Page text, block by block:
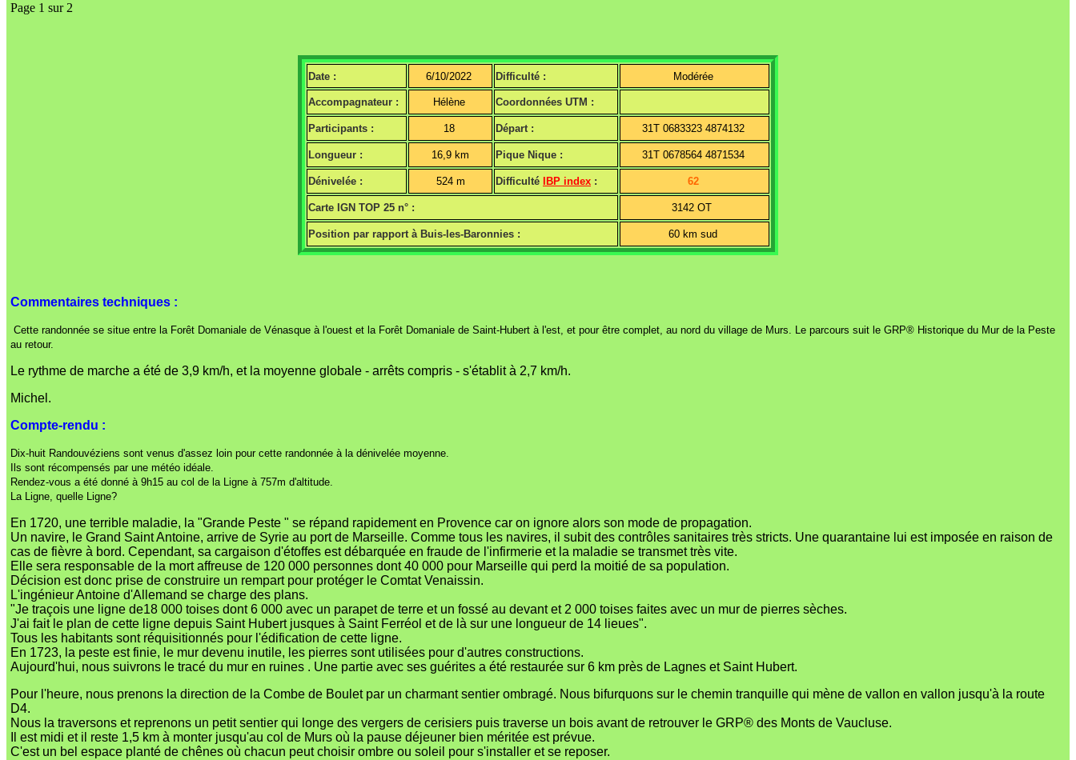
Page 1 sur 2
Date : 6/10/2022 Difficulté : Modérée
Accompagnateur : Hélène Coordonnées UTM :
Participants : 18 Départ : 31T 0683323 4874132
Longueur : 16,9 km Pique Nique : 31T 0678564 4871534
Dénivelée : 524 m Difficulté IBP index : 62
Carte IGN TOP 25 n° : 3142 OT
Position par rapport à Buis-les-Baronnies : 60 km sud
Commentaires techniques :
Cette randonnée se situe entre la Forêt Domaniale de Vénasque à l'ouest et la Forêt Domaniale de Saint-Hubert à l'est, et pour être complet, au nord du village de Murs. Le parcours suit le GRP® Historique du Mur de la Peste
au retour.
Le rythme de marche a été de 3,9 km/h, et la moyenne globale - arrêts compris - s'établit à 2,7 km/h.
Michel.
Compte-rendu :
Dix-huit Randouvéziens sont venus d'assez loin pour cette randonnée à la dénivelée moyenne.
Ils sont récompensés par une météo idéale.
Rendez-vous a été donné à 9h15 au col de la Ligne à 757m d'altitude.
La Ligne, quelle Ligne?
En 1720, une terrible maladie, la "Grande Peste " se répand rapidement en Provence car on ignore alors son mode de propagation.
Un navire, le Grand Saint Antoine, arrive de Syrie au port de Marseille. Comme tous les navires, il subit des contrôles sanitaires très stricts. Une quarantaine lui est imposée en raison de
cas de fièvre à bord. Cependant, sa cargaison d'étoffes est débarquée en fraude de l'infirmerie et la maladie se transmet très vite.
Elle sera responsable de la mort affreuse de 120 000 personnes dont 40 000 pour Marseille qui perd la moitié de sa population.
Décision est donc prise de construire un rempart pour protéger le Comtat Venaissin.
L'ingénieur Antoine d'Allemand se charge des plans.
"Je traçois une ligne de18 000 toises dont 6 000 avec un parapet de terre et un fossé au devant et 2 000 toises faites avec un mur de pierres sèches.
J'ai fait le plan de cette ligne depuis Saint Hubert jusques à Saint Ferréol et de là sur une longueur de 14 lieues".
Tous les habitants sont réquisitionnés pour l'édification de cette ligne.
En 1723, la peste est finie, le mur devenu inutile, les pierres sont utilisées pour d'autres constructions.
Aujourd'hui, nous suivrons le tracé du mur en ruines . Une partie avec ses guérites a été restaurée sur 6 km près de Lagnes et Saint Hubert.
Pour l'heure, nous prenons la direction de la Combe de Boulet par un charmant sentier ombragé. Nous bifurquons sur le chemin tranquille qui mène de vallon en vallon jusqu'à la route
D4.
Nous la traversons et reprenons un petit sentier qui longe des vergers de cerisiers puis traverse un bois avant de retrouver le GRP® des Monts de Vaucluse.
Il est midi et il reste 1,5 km à monter jusqu'au col de Murs où la pause déjeuner bien méritée est prévue.
C'est un bel espace planté de chênes où chacun peut choisir ombre ou soleil pour s'installer et se reposer.